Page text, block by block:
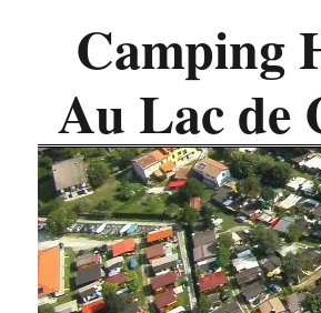
Camping
Au Lac de